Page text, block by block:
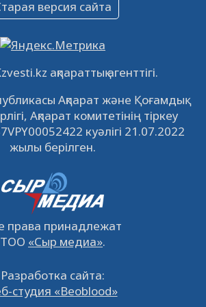
места
компания проведет
в Кызылорде 22
ақпараттық агенттігі.
Ақпарат және Қоғамдық
Ақпарат комитетінің тіркеу
куәлігі 21.07.2022
жылы берілген.
права принадлежат
ТОО «Сыр медиа».
версия сайта
Разработка сайта:
студия «Beoblood»